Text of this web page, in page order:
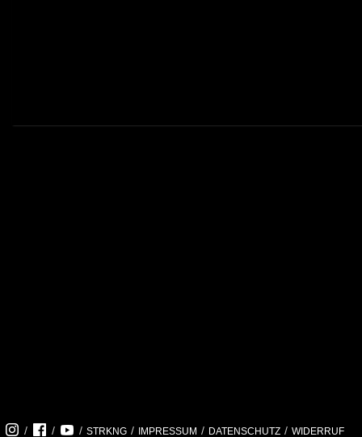
/ / / STRKNG / IMPRESSUM / DATENSCHUTZ / WIDERRUF